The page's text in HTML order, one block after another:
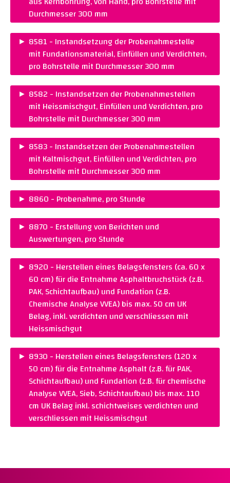
Durchmesser 300 mm
PREIS :CHF 155.00
Warenkorb legen
► 8581 - Instandsetzung der Probenahmestelle
mit Fundationsmaterial, Einfüllen und Verdichten,
pro Bohrstelle mit Durchmesser 300 mm
PREIS :CHF 100.00
Warenkorb legen
► 8582 - Instandsetzen der Probenahmestellen
mit Heissmischgut, Einfüllen und Verdichten, pro
Bohrstelle mit Durchmesser 300 mm
PREIS :CHF 140.00
Warenkorb legen
► 8583 - Instandsetzen der Probenahmestellen
mit Kaltmischgut, Einfüllen und Verdichten, pro
Bohrstelle mit Durchmesser 300 mm
PREIS :CHF 105.00
Warenkorb legen
► 8860 - Probenahme, pro Stunde
PREIS :CHF 135.00
Warenkorb legen
► 8870 - Erstellung von Berichten und
Auswertungen, pro Stunde
PREIS :CHF 160.00
Warenkorb legen
► 8920 - Herstellen eines Belagsfensters (ca. 60 x
60 cm) für die Entnahme Asphaltbruchstück (z.B.
PAK, Schichtaufbau) und Fundation (z.B.
Chemische Analyse VVEA) bis max. 50 cm UK
Belag, inkl. verdichten und verschliessen mit
Heissmischgut
PREIS :CHF 920.00
Warenkorb legen
► 8930 - Herstellen eines Belagsfensters (120 x
50 cm) für die Entnahme Asphalt (z.B. für PAK,
Schichtaufbau) und Fundation (z.B. für chemische
Analyse VVEA, Sieb, Schichtaufbau) bis max. 110
cm UK Belag inkl. schichtweises verdichten und
verschliessen mit Heissmischgut